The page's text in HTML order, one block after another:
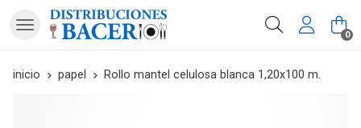
Buscar 0
inicio papel Rollo mantel celulosa blanca 1,20x100 m.